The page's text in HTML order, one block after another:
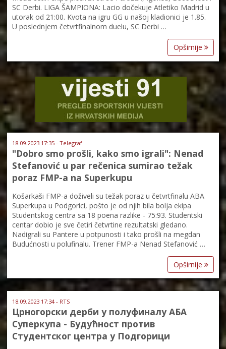
SC Derbi. LIGA ŠAMPIONA: Lacio dočekuje Atletiko Madrid u
utorak od 21:00. Kvota na igru GG u našoj kladionici je 1.85.
U poslednjem četvrtfinalnom duelu, SC Derbi …
Opširnije
18.09.2023 17:35 - Telegraf
"Dobro smo prošli, kako smo igrali": Nenad
Stefanović u par rečenica sumirao težak
poraz FMP-a na Superkupu
Košarkaši FMP-a doživeli su težak poraz u četvrtfinalu ABA
Superkupa u Podgorici, pošto je od njih bila bolja ekipa
Studentskog centra sa 18 poena razlike - 75:93. Studentski
centar dobio je sve četiri četvrtine rezultatski gledano.
Nadigrali su Pantere u potpunosti i tako prošli na megdan
Budućnosti u polufinalu. Trener FMP-a Nenad Stefanović …
Opširnije
18.09.2023 17:34 - RTS
Црногорски дерби у полуфиналу АБА
Суперкупа - Будућност против
Студентског центра у Подгорици